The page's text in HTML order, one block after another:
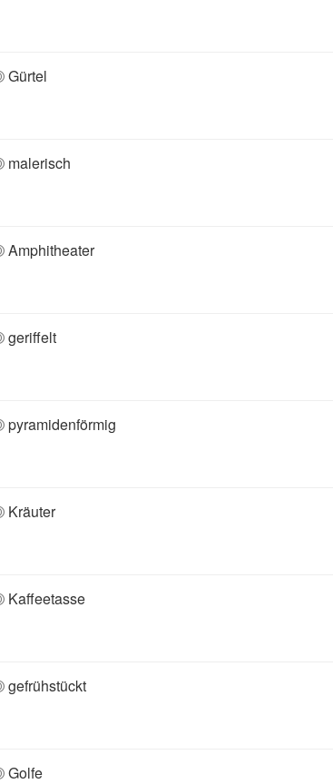
Gürtel
malerisch
Amphitheater
geriffelt
pyramidenförmig
Kräuter
Kaffeetasse
gefrühstückt
Golfe